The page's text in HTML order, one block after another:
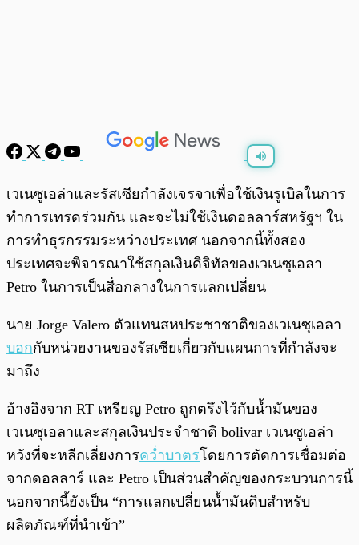
พร้อมเล่น 0:00/ 0:00
เวเนซูเอล่าและรัสเซียกำลังเจรจาเพื่อใช้เงินรูเบิลในการ
ทำการเทรดร่วมกัน และจะไม่ใช้เงินดอลลาร์สหรัฐฯ ใน
การทำธุรกรรมระหว่างประเทศ นอกจากนี้ทั้งสอง
ประเทศจะพิจารณาใช้สกุลเงินดิจิทัลของเวเนซุเอลา
Petro ในการเป็นสื่อกลางในการแลกเปลี่ยน
นาย Jorge Valero ตัวแทนสหประชาชาติของเวเนซุเอลา
บอกกับหน่วยงานของรัสเซียเกี่ยวกับแผนการที่กำลังจะ
มาถึง
อ้างอิงจาก RT เหรียญ Petro ถูกตรึงไว้กับน้ำมันของ
เวเนซุเอลาและสกุลเงินประจำชาติ bolivar เวเนซูเอล่า
หวังที่จะหลีกเลี่ยงการคว่ำบาตรโดยการตัดการเชื่อมต่อ
จากดอลลาร์ และ Petro เป็นส่วนสำคัญของกระบวนการนี้
นอกจากนี้ยังเป็น “การแลกเปลี่ยนน้ำมันดิบสำหรับ
ผลิตภัณฑ์ที่นำเข้า”